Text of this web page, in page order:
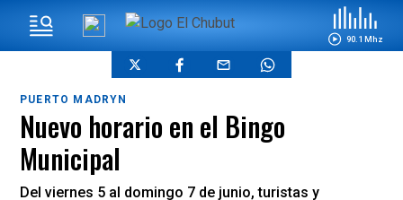
90.1 Mhz
PUERTO MADRYN
Nuevo horario en el Bingo
Municipal
Del viernes 5 al domingo 7 de junio, turistas y